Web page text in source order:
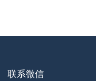
联系微信